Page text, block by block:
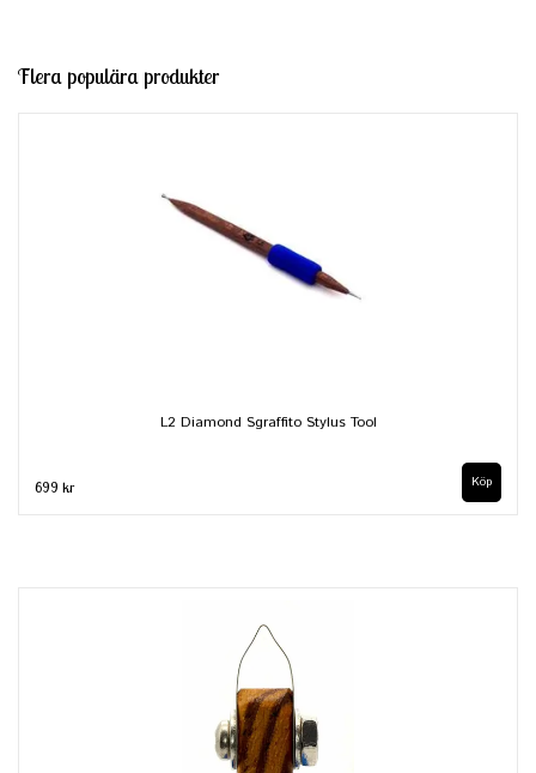
Flera populära produkter
L2 Diamond Sgraffito Stylus Tool
699 kr